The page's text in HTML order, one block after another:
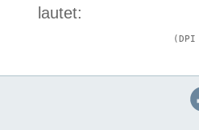
lautet: